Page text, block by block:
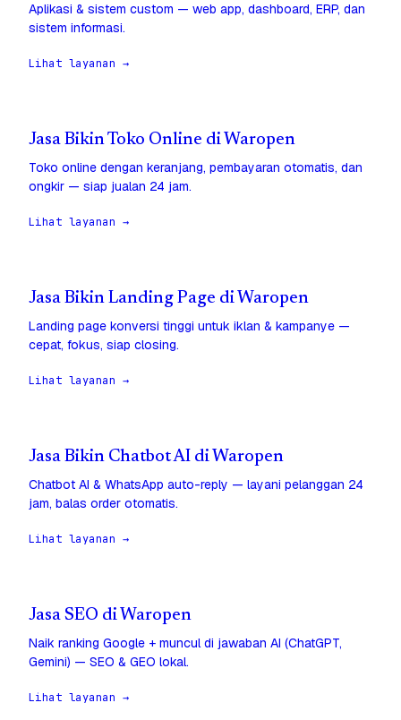
Aplikasi & sistem custom — web app, dashboard, ERP, dan
sistem informasi.
Lihat layanan →
Jasa Bikin Toko Online di Waropen
Toko online dengan keranjang, pembayaran otomatis, dan
ongkir — siap jualan 24 jam.
Lihat layanan →
Jasa Bikin Landing Page di Waropen
Landing page konversi tinggi untuk iklan & kampanye —
cepat, fokus, siap closing.
Lihat layanan →
Jasa Bikin Chatbot AI di Waropen
Chatbot AI & WhatsApp auto-reply — layani pelanggan 24
jam, balas order otomatis.
Lihat layanan →
Jasa SEO di Waropen
Naik ranking Google + muncul di jawaban AI (ChatGPT,
Gemini) — SEO & GEO lokal.
Lihat layanan →